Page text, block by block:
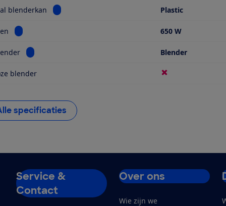
blenderkan Bekijk informatie voor Materiaal blenderkan
Plastic
Bekijk informatie voor Vermogen 650 W
Bekijk informatie voor Soort blender Blender
blender
specificaties
Service &
Contact
Over ons
Wie zijn we